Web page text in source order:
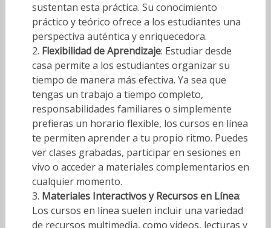
sustentan esta práctica. Su conocimiento
práctico y teórico ofrece a los estudiantes una
perspectiva auténtica y enriquecedora.
Flexibilidad de Aprendizaje: Estudiar desde
casa permite a los estudiantes organizar su
tiempo de manera más efectiva. Ya sea que
tengas un trabajo a tiempo completo,
responsabilidades familiares o simplemente
prefieras un horario flexible, los cursos en línea
te permiten aprender a tu propio ritmo. Puedes
ver clases grabadas, participar en sesiones en
vivo o acceder a materiales complementarios en
cualquier momento.
Materiales Interactivos y Recursos en Línea:
Los cursos en línea suelen incluir una variedad
de recursos multimedia, como videos, lecturas y